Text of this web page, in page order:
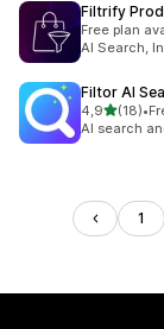
Filtrify
Free plan
AI Search,
Filtor AI
4,95 yıldız
(18)
toplam 18•
AI search
1